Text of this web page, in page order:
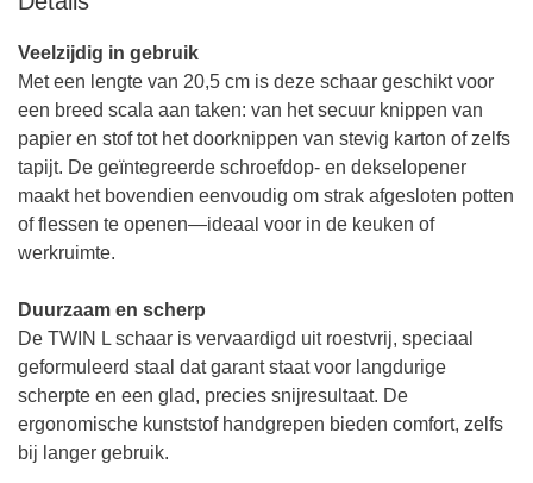
Veelzijdig in gebruik
Met een lengte van 20,5 cm is deze schaar geschikt voor
een breed scala aan taken: van het secuur knippen van
papier en stof tot het doorknippen van stevig karton of zelfs
tapijt. De geïntegreerde schroefdop- en dekselopener
maakt het bovendien eenvoudig om strak afgesloten potten
of flessen te openen—ideaal voor in de keuken of
werkruimte.
Duurzaam en scherp
De TWIN L schaar is vervaardigd uit roestvrij, speciaal
geformuleerd staal dat garant staat voor langdurige
scherpte en een glad, precies snijresultaat. De
ergonomische kunststof handgrepen bieden comfort, zelfs
bij langer gebruik.